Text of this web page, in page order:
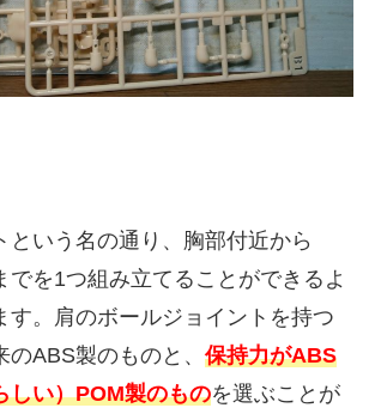
という名の通り、胸部付近から
でを1つ組み立てることができるよ
す。肩のボールジョイントを持つ
ABS製のものと、 保持力がABS
しい）POM製のものを選ぶことが